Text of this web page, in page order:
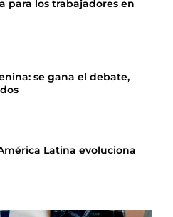
para los trabajadores en
se gana el debate,
Latina evoluciona